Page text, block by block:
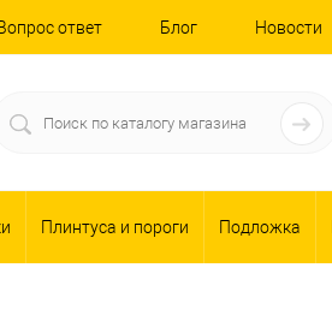
Вопрос ответ Блог Новости
Плинтуса и пороги Подложка